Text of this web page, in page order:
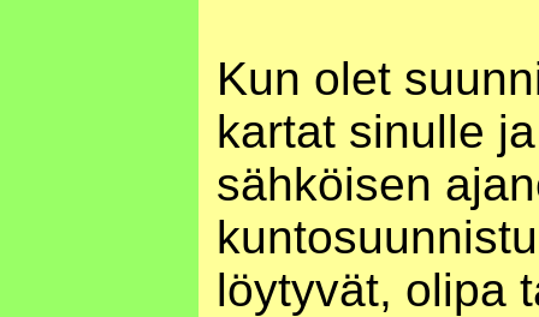
Kun olet
kartat sinulle
sähköisen
löytyvät, olipa